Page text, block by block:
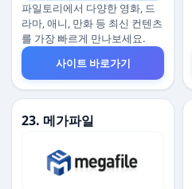
파일토리에서 다양한 영화, 드
라마, 애니, 만화 등 최신 컨텐츠
를 가장 빠르게 만나보세요.
사이트 바로가기
23. 메가파일